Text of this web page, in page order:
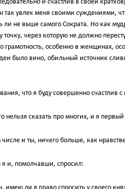
и счастлив в своей
так увлек меня своими суждениями,
ли не выше самого Сократа. Но как
через которую не должно
грамотность, особенно в женщинах,
было вино, обильный источник
что я буду совершенно счастлив
сказать про многих, и я
и ты, ничего больше, как
и, помолчавши, спросил: